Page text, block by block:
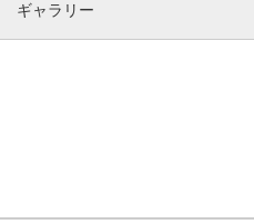
ギャラリー